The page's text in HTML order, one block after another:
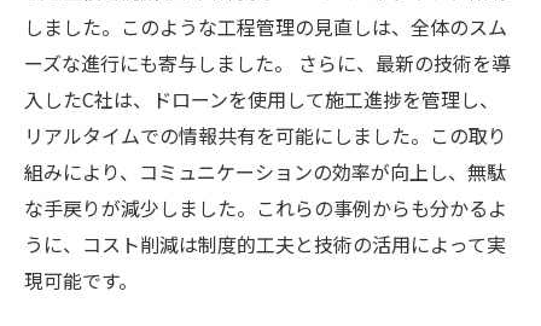
しました。このような工程管理の見直しは、全体のスム
ーズな進行にも寄与しました。 さらに、最新の技術を導
入したC社は、ドローンを使用して施工進捗を管理し、
リアルタイムでの情報共有を可能にしました。この取り
組みにより、コミュニケーションの効率が向上し、無駄
な手戻りが減少しました。これらの事例からも分かるよ
うに、コスト削減は制度的工夫と技術の活用によって実
現可能です。